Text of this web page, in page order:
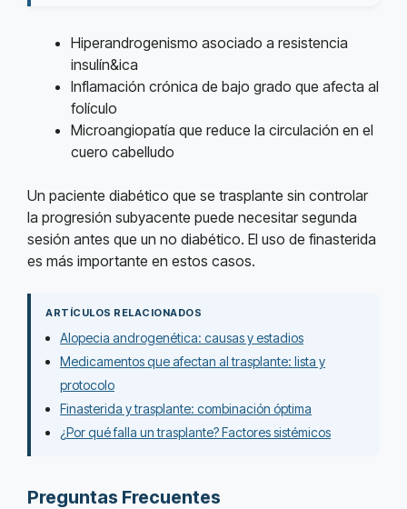
Hiperandrogenismo asociado a resistencia
insulín&ica
Inflamación crónica de bajo grado que afecta al
folículo
Microangiopatía que reduce la circulación en el
cuero cabelludo
Un paciente diabético que se trasplante sin controlar
la progresión subyacente puede necesitar segunda
sesión antes que un no diabético. El uso de finasterida
es más importante en estos casos.
ARTÍCULOS RELACIONADOS
Alopecia androgenética: causas y estadios
Medicamentos que afectan al trasplante: lista y
protocolo
Finasterida y trasplante: combinación óptima
¿Por qué falla un trasplante? Factores sistémicos
Preguntas Frecuentes